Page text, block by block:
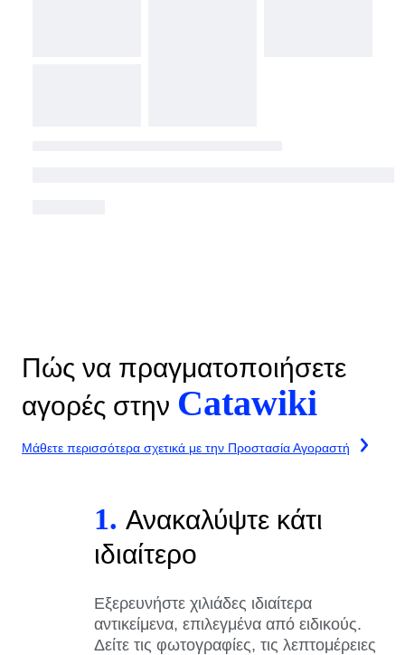
Πώς να πραγματοποιήσετε
αγορές στην Catawiki
Μάθετε περισσότερα σχετικά με την Προστασία Αγοραστή
1. Ανακαλύψτε κάτι
ιδιαίτερο
Εξερευνήστε χιλιάδες ιδιαίτερα
αντικείμενα, επιλεγμένα από ειδικούς.
Δείτε τις φωτογραφίες, τις λεπτομέρειες